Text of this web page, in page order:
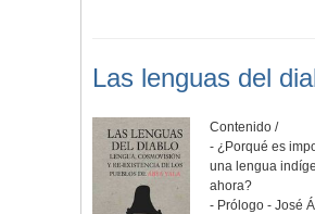
Las lenguas del
Contenido /
- ¿Porqué es
una lengua
ahora?
- Prólogo - José